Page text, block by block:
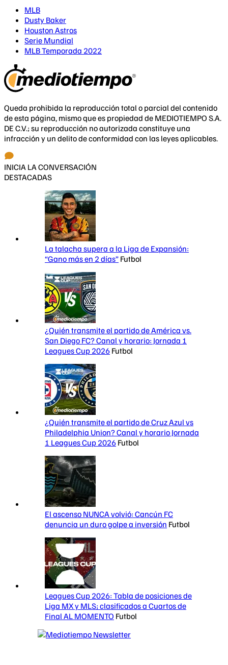
MLB
Dusty Baker
Houston Astros
Serie Mundial
MLB Temporada 2022
Queda prohibida la reproducción total o parcial del contenido
de esta página, mismo que es propiedad de MEDIOTIEMPO S.A.
DE C.V.; su reproducción no autorizada constituye una
infracción y un delito de conformidad con las leyes aplicables.
INICIA LA CONVERSACIÓN
DESTACADAS
La talacha supera a la Liga de Expansión:
“Gano más en 2 días” Futbol
¿Quién transmite el partido de América vs.
San Diego FC? Canal y horario: Jornada 1
Leagues Cup 2026 Futbol
¿Quién transmite el partido de Cruz Azul vs
Philadelphia Union? Canal y horario Jornada
1 Leagues Cup 2026 Futbol
El ascenso NUNCA volvió: Cancún FC
denuncia un duro golpe a inversión Futbol
Leagues Cup 2026: Tabla de posiciones de
Liga MX y MLS; clasificados a Cuartos de
Final AL MOMENTO Futbol